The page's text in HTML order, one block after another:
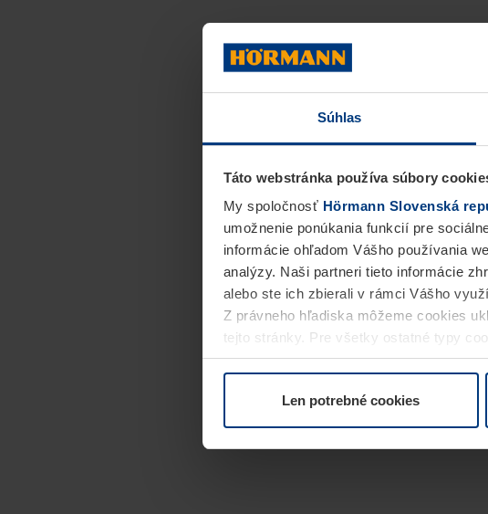
Súhlas
Táto webstránka používa súbory
My spoločnosť Hörmann Slovenská
umožnenie ponúkania funkcií pre
informácie ohľadom Vášho používania
analýzy. Naši partneri tieto informácie
alebo ste ich zbierali v rámci Vášho
Z právneho hľadiska môžeme cookies
tejto stránky. Pre všetky ostatné typy
alebo odvolať vo vysvetlení cookie na
Len potrebné cookies